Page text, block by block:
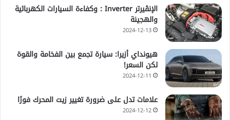
الإنڤيرتر Inverter : وكفاءة السيارات الكهربائية
والهجينة
2024-12-13
هيونداي أزيرا: سيارة تجمع بين الفخامة والقوة
لكن السعر!
2024-12-11
علامات تدل على ضرورة تغيير زيت المحرك فورًا
2024-12-12